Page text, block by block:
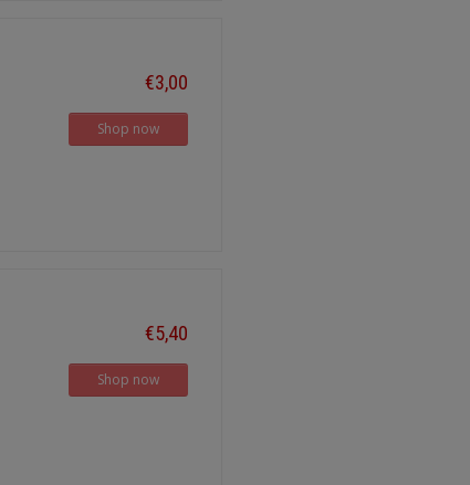
€3,00
Shop now
€5,40
Shop now